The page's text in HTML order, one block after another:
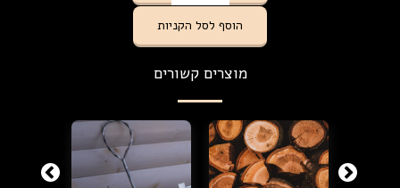
הוסף לסל הקניות
מוצרים קשורים